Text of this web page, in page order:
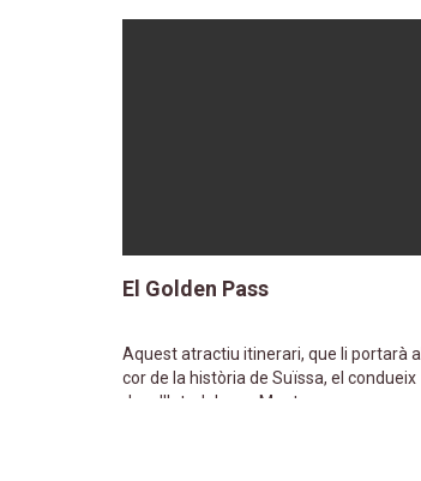
El Golden Pass
Aquest atractiu itinerari, que li portarà al
cor de la història de Suïssa, el condueix
des d'Interlaken a Montreux